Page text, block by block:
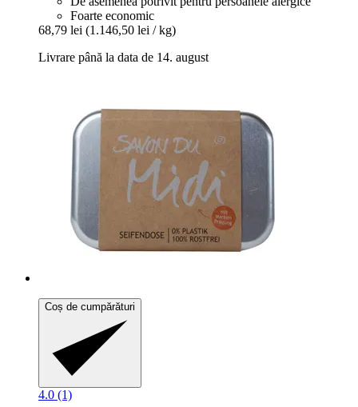
Foarte economic
68,79 lei (1.146,50 lei / kg)
Livrare până la data de 14. august
Coș de cumpărături
4.0 (1)